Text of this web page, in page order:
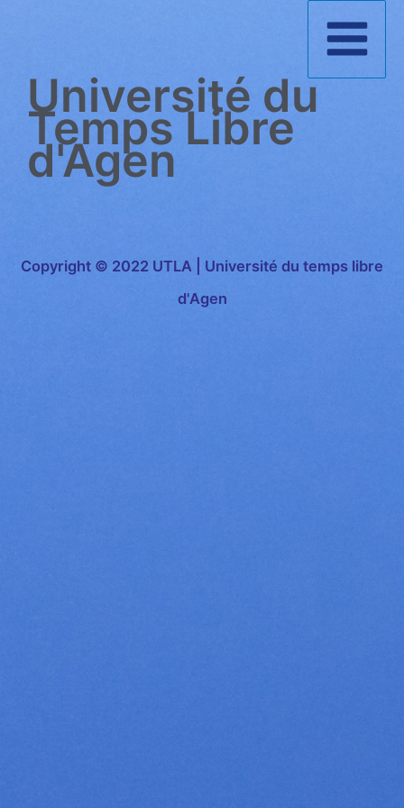
contenu
Université du
Temps Libre
d'Agen
Copyright © 2022 UTLA | Université du temps libre
d'Agen